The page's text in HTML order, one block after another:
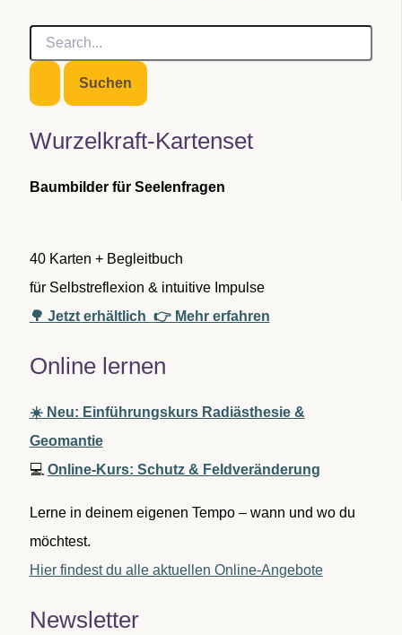
S
c
e
n
h
Wurzelkraft-Kartenset
Baumbilder für Seelenfragen
40 Karten + Begleitbuch
für Selbstreflexion & intuitive Impulse
🌳 Jetzt erhältlich 👉 Mehr erfahren
Online lernen
☀️ Neu: Einführungskurs Radiästhesie &
Geomantie
💻 Online-Kurs: Schutz & Feldveränderung
Lerne in deinem eigenen Tempo – wann und wo du
möchtest.
Hier findest du alle aktuellen Online-Angebote
Newsletter